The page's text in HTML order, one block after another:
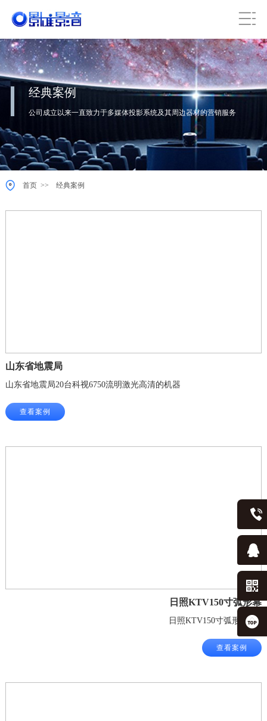
经典案例
公司成立以来一直致力于多媒体投影系统及其周边器材的营销服务
首页 >> 经典案例
山东省地震局
山东省地震局20台科视6750流明激光高清的机器
查看案例
日照KTV150寸弧形幕
日照KTV150寸弧形幕.jpg
查看案例